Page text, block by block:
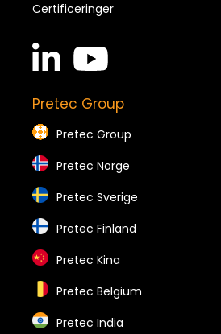
Certificeringer
linkedin
in
Pretec Group
Pretec Group
Pretec Norge
Pretec Sverige
Pretec Finland
Pretec Kina
Pretec Belgium
Pretec India